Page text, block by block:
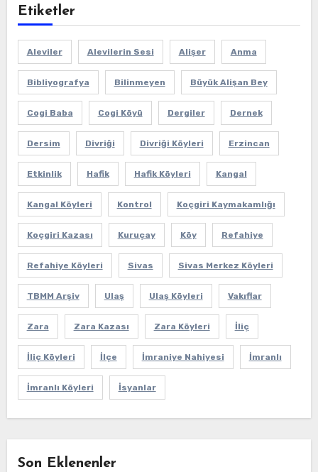
Etiketler
Aleviler Alevilerin Sesi Alişer Anma
Bibliyografya Bilinmeyen Büyük Alişan Bey
Cogi Baba Cogi Köyü Dergiler Dernek
Dersim Divriği Divriği Köyleri Erzincan
Etkinlik Hafik Hafik Köyleri Kangal
Kangal Köyleri Kontrol Koçgiri Kaymakamlığı
Koçgiri Kazası Kuruçay Köy Refahiye
Refahiye Köyleri Sivas Sivas Merkez Köyleri
TBMM Arşiv Ulaş Ulaş Köyleri Vakıflar
Zara Zara Kazası Zara Köyleri İliç
İliç Köyleri İlçe İmraniye Nahiyesi İmranlı
İmranlı Köyleri İsyanlar
Son Eklenenler